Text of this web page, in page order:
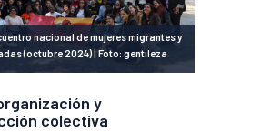
nacional de mujeres migrantes y
(octubre 2024) | Foto: gentileza
y
colectiva